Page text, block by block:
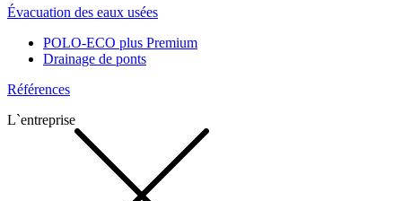
Évacuation des eaux usées
POLO-ECO plus Premium
Drainage de ponts
Références
L`entreprise